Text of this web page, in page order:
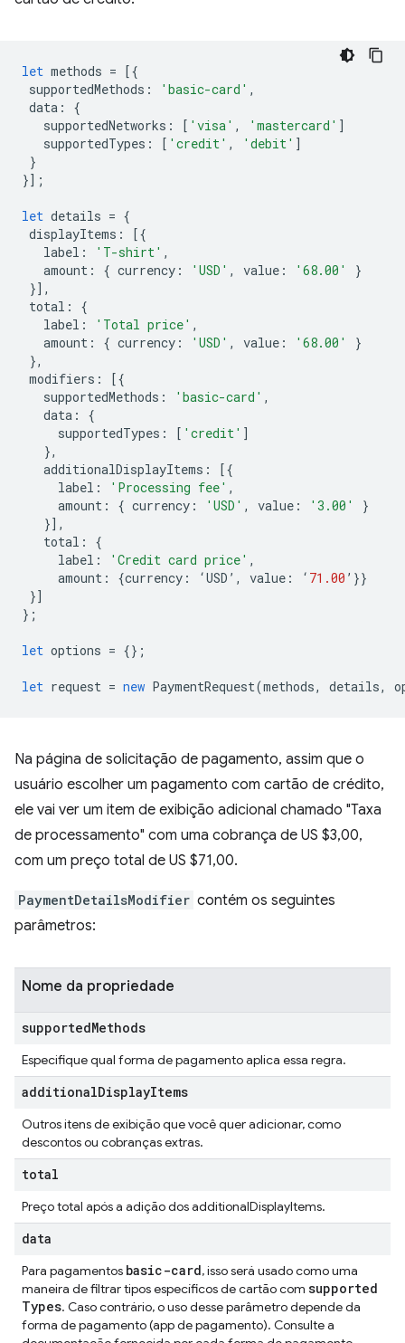
let methods = [{
supportedMethods : 'basic-card' ,
data :
{
supportedNetworks : [ 'visa' , 'mastercard' ]
supportedTypes : [ 'credit' , 'debit' ]
}
}];
let details = {
displayItems :
[{
label : 'T-shirt' ,
amount : { currency : 'USD' , value : '68.00'
}
}],
total :
{
label : 'Total price' ,
amount : { currency : 'USD' , value : '68.00'
}
},
modifiers :
[{
supportedMethods : 'basic-card' ,
data :
{
supportedTypes : [ 'credit' ]
},
additionalDisplayItems :
[{
label : 'Processing fee' ,
amount : { currency : 'USD' , value : '3.00'
}
}],
total :
{
label : 'Credit card price' ,
amount : {currency : ‘USD ’ , value : ‘ 71.00 ’ }}
}]
};
let options = {};
let request = new PaymentRequest(methods, details,
Na página de solicitação de pagamento, assim que o
usuário escolher um pagamento com cartão de crédito,
ele vai ver um item de exibição adicional chamado "Taxa
de processamento" com uma cobrança de US $3,00,
com um preço total de US $71,00.
PaymentDetailsModifier contém os seguintes
parâmetros:
Nome da propriedade
supportedMethods
Especifique qual forma de pagamento aplica essa regra.
additionalDisplayItems
Outros itens de exibição que você quer adicionar, como
descontos ou cobranças extras.
total
Preço total após a adição dos additionalDisplayItems.
data
Para pagamentos basic-card, isso será usado como uma
maneira de filtrar tipos específicos de cartão com supported
Types. Caso contrário, o uso desse parâmetro depende da
forma de pagamento (app de pagamento). Consulte a